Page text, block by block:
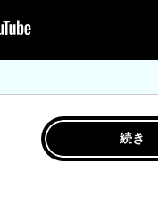
続き